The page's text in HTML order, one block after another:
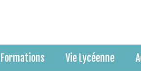
Formations Vie Lycéenne